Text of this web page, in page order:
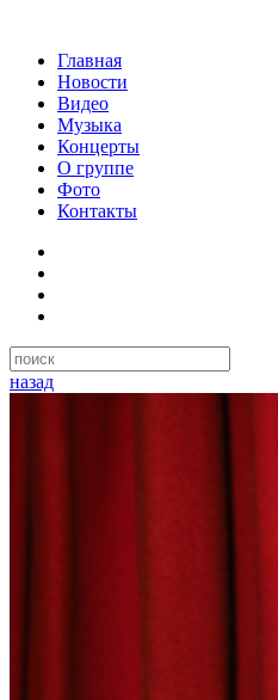
Главная
Новости
Видео
Музыка
Концерты
О группе
Фото
Контакты
назад